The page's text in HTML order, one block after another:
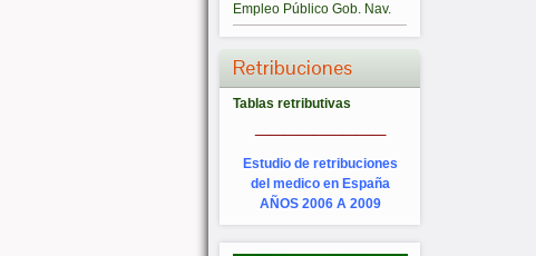
Empleo Público Gob. Nav.
Retribuciones
Tablas retributivas
Estudio de retribuciones
del medico en España
AÑOS 2006 A 2009